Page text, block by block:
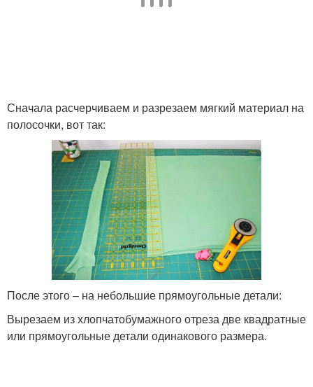
Сначала расчерчиваем и разрезаем мягкий материал на
полосочки, вот так:
После этого – на небольшие прямоугольные детали:
Вырезаем из хлопчатобумажного отреза две квадратные
или прямоугольные детали одинакового размера.